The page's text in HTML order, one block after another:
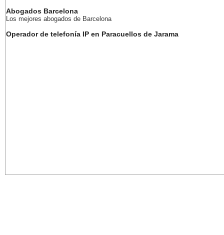
Abogados Barcelona
Los mejores abogados de Barcelona
Operador de telefonía IP en Paracuellos de Jarama